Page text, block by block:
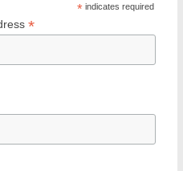
* indicates required
*